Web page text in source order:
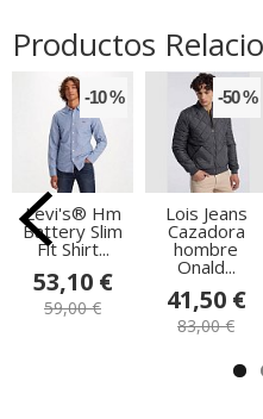
Productos
-10 %
Levi's® Hm
Battery Slim
Fit Shirt...
53,10 €
59,00 €
-50 %
Lois Jeans
Cazadora
hombre
Onald...
41,50 €
83,00 €